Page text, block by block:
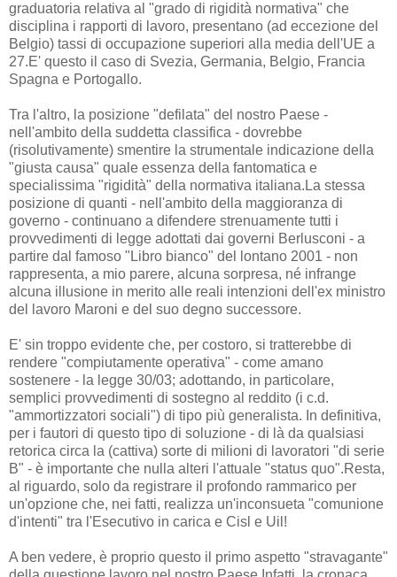
graduatoria relativa al "grado di rigidità normativa" che
disciplina i rapporti di lavoro, presentano (ad eccezione del
Belgio) tassi di occupazione superiori alla media dell'UE a
27.E' questo il caso di Svezia, Germania, Belgio, Francia
Spagna e Portogallo.
Tra l'altro, la posizione "defilata" del nostro Paese -
nell'ambito della suddetta classifica - dovrebbe
(risolutivamente) smentire la strumentale indicazione della
"giusta causa" quale essenza della fantomatica e
specialissima "rigidità" della normativa italiana.La stessa
posizione di quanti - nell'ambito della maggioranza di
governo - continuano a difendere strenuamente tutti i
provvedimenti di legge adottati dai governi Berlusconi - a
partire dal famoso "Libro bianco" del lontano 2001 - non
rappresenta, a mio parere, alcuna sorpresa, né infrange
alcuna illusione in merito alle reali intenzioni dell'ex ministro
del lavoro Maroni e del suo degno successore.
E' sin troppo evidente che, per costoro, si tratterebbe di
rendere "compiutamente operativa" - come amano
sostenere - la legge 30/03; adottando, in particolare,
semplici provvedimenti di sostegno al reddito (i c.d.
"ammortizzatori sociali") di tipo più generalista. In definitiva,
per i fautori di questo tipo di soluzione - di là da qualsiasi
retorica circa la (cattiva) sorte di milioni di lavoratori "di serie
B" - è importante che nulla alteri l'attuale "status quo".Resta,
al riguardo, solo da registrare il profondo rammarico per
un'opzione che, nei fatti, realizza un'inconsueta "comunione
d'intenti" tra l'Esecutivo in carica e Cisl e Uil!
A ben vedere, è proprio questo il primo aspetto "stravagante"